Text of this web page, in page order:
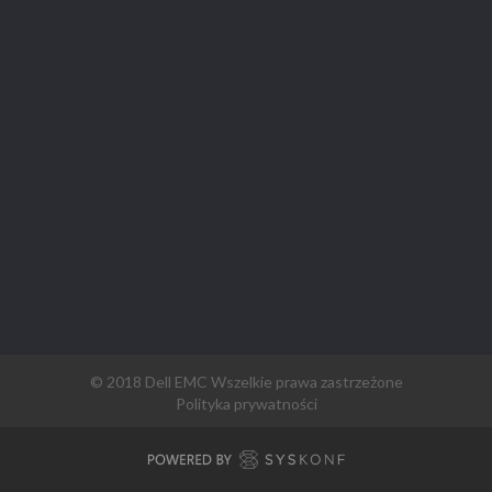
© 2018 Dell EMC Wszelkie prawa zastrzeżone
Polityka prywatności